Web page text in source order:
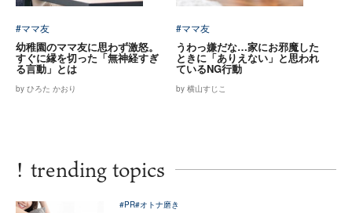
#ママ友
幼稚園のママ友に思わず激怒。
すぐに縁を切った「無神経すぎ
る言動」とは
by ひろた かおり
#ママ友
うわっ嫌だな…家にお邪魔した
ときに「ありえない」と思われ
ているNG行動
by 横山すじこ
! trending topics
#PR#オトナ磨き